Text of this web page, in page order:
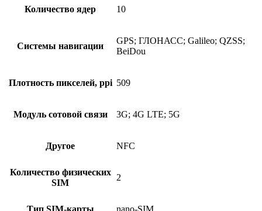
Количество ядер 10
Системы навигации
GPS; ГЛОНАСС; Galileo; QZSS;
BeiDou
Плотность пикселей, ppi 509
Модуль сотовой связи 3G; 4G LTE; 5G
Другое NFC
Количество физических
SIM
2
Тип SIM-карты nano-SIM